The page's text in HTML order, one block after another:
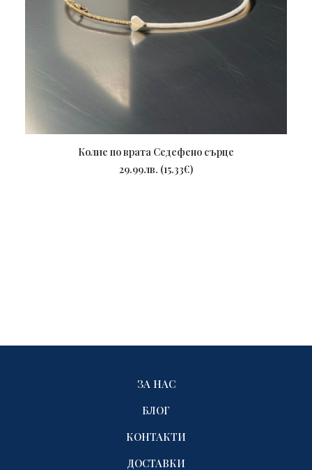
ПОРЪЧАЙ
Колие по врата Седефено сърце
29.99лв. (15.33€)
ЗА НАС
БЛОГ
КОНТАКТИ
ДОСТАВКИ